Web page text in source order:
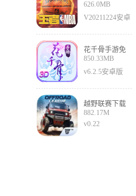
626.0MB
V20211224安卓
花千骨手游免
费版
850.33MB
v6.2.5安卓版
越野联赛下载
手游官方免费
版
882.17M
v0.22